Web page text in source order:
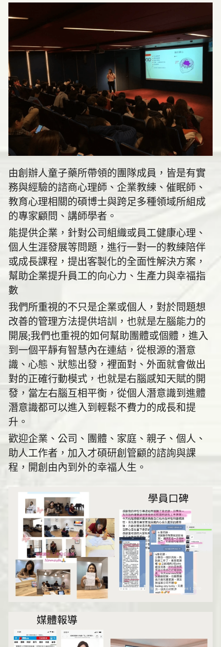
由創辦人童子藥所帶領的團隊成員，皆是有實
務與經驗的諮商心理師、企業教練、催眠師、
教育心理相關的碩博士與跨足多種領域所組成
的專家顧問、講師學者。
能提供企業，針對公司組織或員工健康心理、
個人生涯發展等問題，進行一對一的教練陪伴
或成長課程，提出客製化的全面性解決方案，
幫助企業提升員工的向心力、生產力與幸福指
數
我們所重視的不只是企業或個人，對於問題想
改善的管理方法提供培訓，也就是左腦能力的
開展;我們也重視的如何幫助團體或個體，進入
到一個平靜有智慧內在連結，從根源的潛意
識、心態、狀態出發，裡面對、外面就會做出
對的正確行動模式，也就是右腦感知天賦的開
發，當左右腦互相平衡，從個人潛意識到進體
潛意識都可以進入到輕鬆不費力的成長和提
升。
歡迎企業、公司、團體、家庭、親子、個人、
助人工作者，加入才碩研創管顧的諮詢與課
程，開創由內到外的幸福人生。